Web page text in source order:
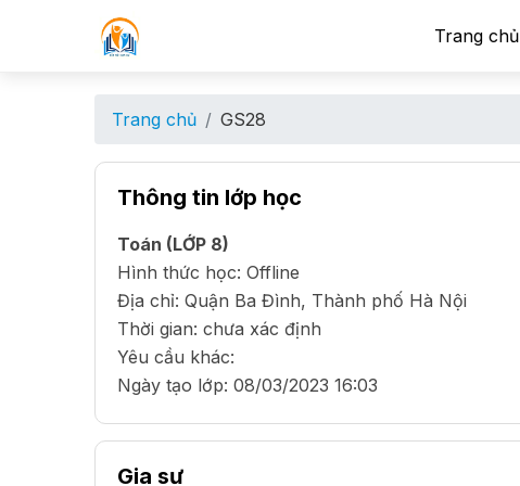
Trang chủ
Trang chủ GS28
Thông tin lớp học
Toán (LỚP 8)
Hình thức học: Offline
Địa chỉ: Quận Ba Đình, Thành phố Hà Nội
Thời gian: chưa xác định
Yêu cầu khác:
Ngày tạo lớp: 08/03/2023 16:03
Gia sư